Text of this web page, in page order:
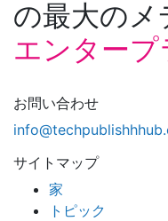
の最大のメ
エンター
お問い合わせ
サイトマップ
家
トピック